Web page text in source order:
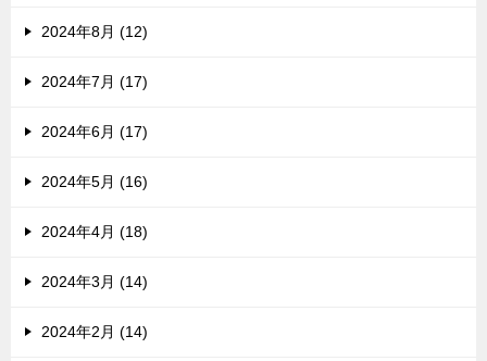
2024年8月 (12)
2024年7月 (17)
2024年6月 (17)
2024年5月 (16)
2024年4月 (18)
2024年3月 (14)
2024年2月 (14)